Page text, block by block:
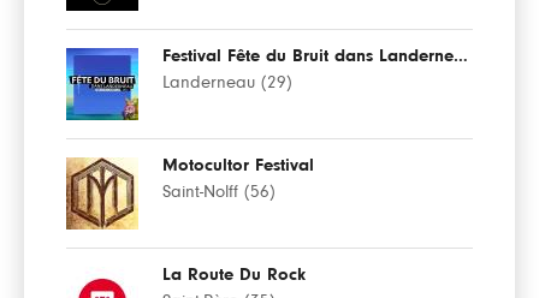
Festival Fête du Bruit dans Landerneau
Landerneau (29)
Motocultor Festival
Saint-Nolff (56)
La Route Du Rock